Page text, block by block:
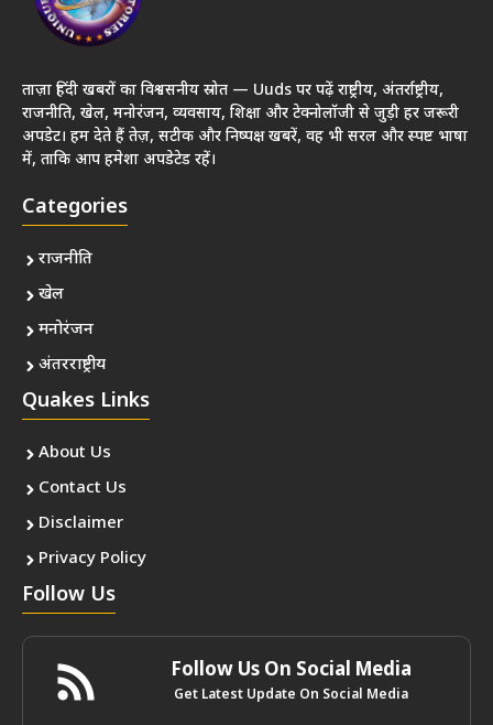
ताज़ा हिंदी खबरों का विश्वसनीय स्रोत — Uuds पर पढ़ें राष्ट्रीय, अंतर्राष्ट्रीय,
राजनीति, खेल, मनोरंजन, व्यवसाय, शिक्षा और टेक्नोलॉजी से जुड़ी हर जरूरी
अपडेट। हम देते हैं तेज़, सटीक और निष्पक्ष खबरें, वह भी सरल और स्पष्ट भाषा
में, ताकि आप हमेशा अपडेटेड रहें।
Categories
राजनीति
खेल
मनोरंजन
अंतरराष्ट्रीय
Quakes Links
About Us
Contact Us
Disclaimer
Privacy Policy
Follow Us
Follow Us On Social Media
Get Latest Update On Social Media